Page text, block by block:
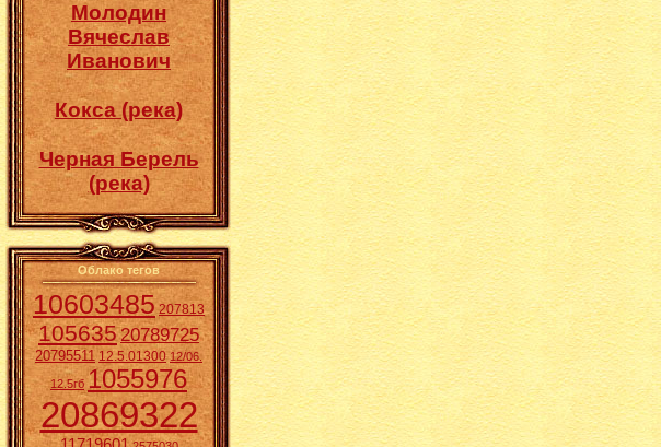
Молодин
Вячеслав
Иванович
Кокса (река)
Черная Берель
(река)
Облако тегов
10603485 207813
10563520789725
20795511 12.5.01300 12/06.
12.5гб 1055976
20869322